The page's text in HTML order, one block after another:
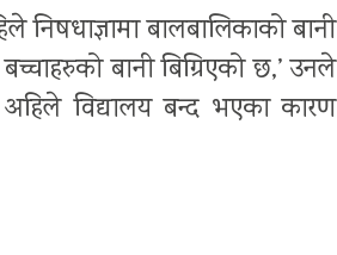
बालबालिकाको बानी
बानी बिग्रिएको छ,’ उनले
विद्यालय बन्द भएका कारण